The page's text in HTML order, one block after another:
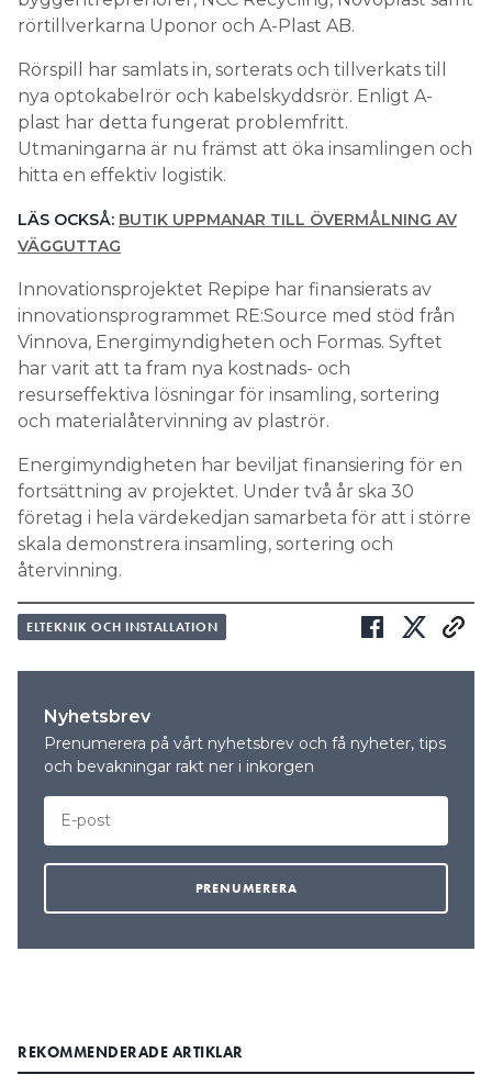
rörtillverkarna Uponor och A-Plast AB.
Rörspill har samlats in, sorterats och tillverkats till
nya optokabelrör och kabelskyddsrör. Enligt A-
plast har detta fungerat problemfritt.
Utmaningarna är nu främst att öka insamlingen och
hitta en effektiv logistik.
LÄS OCKSÅ: BUTIK UPPMANAR TILL ÖVERMÅLNING AV
VÄGGUTTAG
Innovationsprojektet Repipe har finansierats av
innovationsprogrammet RE:Source med stöd från
Vinnova, Energimyndigheten och Formas. Syftet
har varit att ta fram nya kostnads- och
resurseffektiva lösningar för insamling, sortering
och materialåtervinning av plaströr.
Energimyndigheten har beviljat finansiering för en
fortsättning av projektet. Under två år ska 30
företag i hela värdekedjan samarbeta för att i större
skala demonstrera insamling, sortering och
återvinning.
ELTEKNIK OCH INSTALLATION
Nyhetsbrev
Prenumerera på vårt nyhetsbrev och få nyheter, tips
och bevakningar rakt ner i inkorgen
REKOMMENDERADE ARTIKLAR